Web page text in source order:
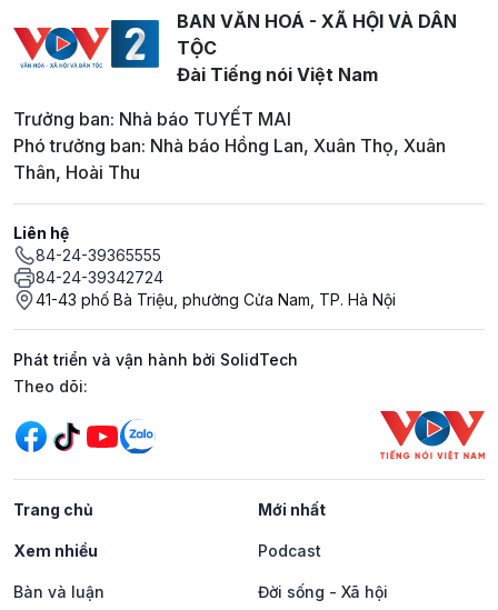
BAN VĂN HOÁ - XÃ HỘI VÀ DÂN
TỘC
Đài Tiếng nói Việt Nam
Trưởng ban: Nhà báo TUYẾT MAI
Phó trưởng ban: Nhà báo Hồng Lan, Xuân Thọ, Xuân
Thân, Hoài Thu
Liên hệ
84-24-39365555
84-24-39342724
41-43 phố Bà Triệu, phường Cửa Nam, TP. Hà Nội
Phát triển và vận hành bởi SolidTech
Mạng xã hội
Theo dõi:
Trang chủ Mới nhất
Xem nhiều Podcast
Bàn và luận Đời sống - Xã hội